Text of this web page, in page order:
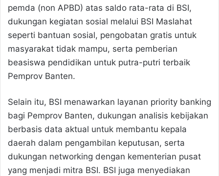
pemda (non APBD) atas saldo rata-rata di BSI,
dukungan kegiatan sosial melalui BSI Maslahat
seperti bantuan sosial, pengobatan gratis untuk
masyarakat tidak mampu, serta pemberian
beasiswa pendidikan untuk putra-putri terbaik
Pemprov Banten.
Selain itu, BSI menawarkan layanan priority banking
bagi Pemprov Banten, dukungan analisis kebijakan
berbasis data aktual untuk membantu kepala
daerah dalam pengambilan keputusan, serta
dukungan networking dengan kementerian pusat
yang menjadi mitra BSI. BSI juga menyediakan